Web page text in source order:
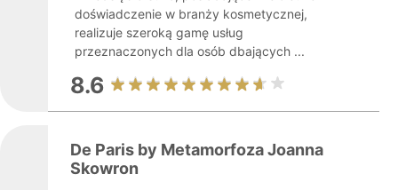
doświadczenie w branży kosmetycznej,
realizuje szeroką gamę usług
przeznaczonych dla osób dbających ...
8.6
De Paris by Metamorfoza Joanna
Skowron